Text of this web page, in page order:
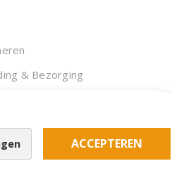
ACCEPTEREN
& Bezorging